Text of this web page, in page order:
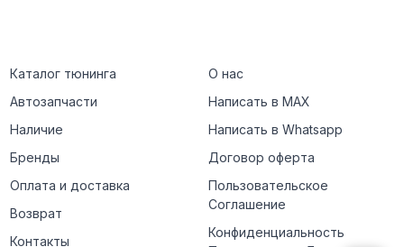
Каталог тюнинга
Автозапчасти
Наличие
Бренды
Оплата и доставка
Возврат
Контакты
О нас
Написать в MAX
Написать в Whatsapp
Договор оферта
Пользовательское
Соглашение
Конфиденциальность